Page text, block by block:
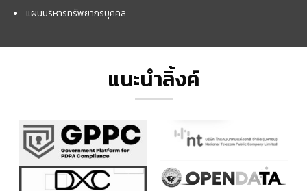
แผนบริหารทรัพยากรบุคคล
แนะนำลิ้งค์